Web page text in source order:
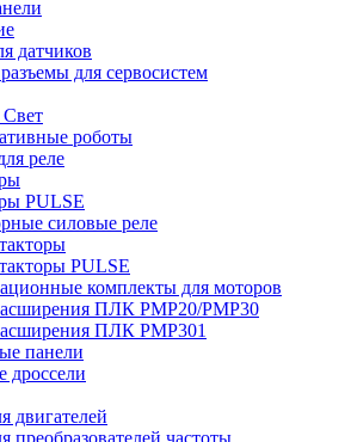
датчиков
для сервосистем
роботы
реле
PULSE
силовые реле
PULSE
комплекты для моторов
ПЛК PMP20/PMP30
ПЛК PMP301
панели
дроссели
двигателей
преобразователей частоты